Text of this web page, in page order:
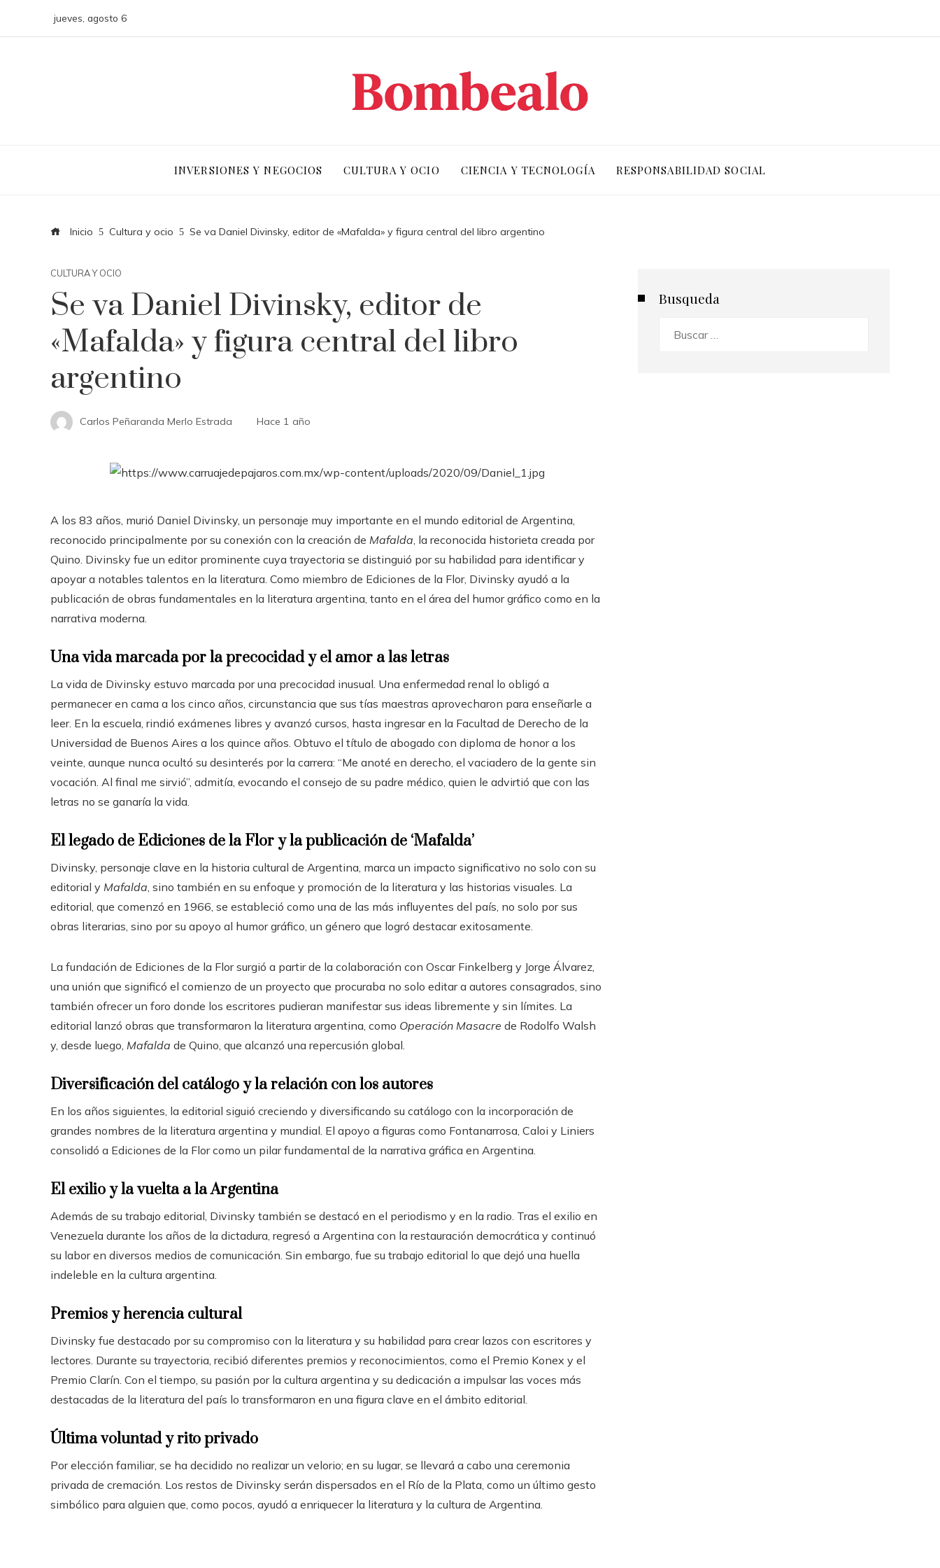
jueves, agosto 6
INVERSIONES Y NEGOCIOS CULTURA Y OCIO CIENCIA Y TECNOLOGÍA RESPONSABILIDAD SOCIAL
Inicio Cultura y ocio Se va Daniel Divinsky, editor de «Mafalda» y figura central del libro argentino
CULTURA Y OCIO
Se va Daniel Divinsky, editor de
«Mafalda» y figura central del libro
argentino
Carlos Peñaranda Merlo Estrada Hace 1 año
A los 83 años, murió Daniel Divinsky, un personaje muy importante en el mundo editorial de Argentina,
reconocido principalmente por su conexión con la creación de Mafalda, la reconocida historieta creada por
Quino. Divinsky fue un editor prominente cuya trayectoria se distinguió por su habilidad para identificar y
apoyar a notables talentos en la literatura. Como miembro de Ediciones de la Flor, Divinsky ayudó a la
publicación de obras fundamentales en la literatura argentina, tanto en el área del humor gráfico como en la
narrativa moderna.
Una vida marcada por la precocidad y el amor a las letras
La vida de Divinsky estuvo marcada por una precocidad inusual. Una enfermedad renal lo obligó a
permanecer en cama a los cinco años, circunstancia que sus tías maestras aprovecharon para enseñarle a
leer. En la escuela, rindió exámenes libres y avanzó cursos, hasta ingresar en la Facultad de Derecho de la
Universidad de Buenos Aires a los quince años. Obtuvo el título de abogado con diploma de honor a los
veinte, aunque nunca ocultó su desinterés por la carrera: “Me anoté en derecho, el vaciadero de la gente sin
vocación. Al final me sirvió”, admitía, evocando el consejo de su padre médico, quien le advirtió que con las
letras no se ganaría la vida.
El legado de Ediciones de la Flor y la publicación de ‘Mafalda’
Divinsky, personaje clave en la historia cultural de Argentina, marca un impacto significativo no solo con su
editorial y Mafalda, sino también en su enfoque y promoción de la literatura y las historias visuales. La
editorial, que comenzó en 1966, se estableció como una de las más influyentes del país, no solo por sus
obras literarias, sino por su apoyo al humor gráfico, un género que logró destacar exitosamente.
La fundación de Ediciones de la Flor surgió a partir de la colaboración con Oscar Finkelberg y Jorge Álvarez,
una unión que significó el comienzo de un proyecto que procuraba no solo editar a autores consagrados, sino
también ofrecer un foro donde los escritores pudieran manifestar sus ideas libremente y sin límites. La
editorial lanzó obras que transformaron la literatura argentina, como Operación Masacre de Rodolfo Walsh
y, desde luego, Mafalda de Quino, que alcanzó una repercusión global.
Diversificación del catálogo y la relación con los autores
En los años siguientes, la editorial siguió creciendo y diversificando su catálogo con la incorporación de
grandes nombres de la literatura argentina y mundial. El apoyo a figuras como Fontanarrosa, Caloi y Liniers
consolidó a Ediciones de la Flor como un pilar fundamental de la narrativa gráfica en Argentina.
El exilio y la vuelta a la Argentina
Además de su trabajo editorial, Divinsky también se destacó en el periodismo y en la radio. Tras el exilio en
Venezuela durante los años de la dictadura, regresó a Argentina con la restauración democrática y continuó
su labor en diversos medios de comunicación. Sin embargo, fue su trabajo editorial lo que dejó una huella
indeleble en la cultura argentina.
Premios y herencia cultural
Divinsky fue destacado por su compromiso con la literatura y su habilidad para crear lazos con escritores y
lectores. Durante su trayectoria, recibió diferentes premios y reconocimientos, como el Premio Konex y el
Premio Clarín. Con el tiempo, su pasión por la cultura argentina y su dedicación a impulsar las voces más
destacadas de la literatura del país lo transformaron en una figura clave en el ámbito editorial.
Última voluntad y rito privado
Por elección familiar, se ha decidido no realizar un velorio; en su lugar, se llevará a cabo una ceremonia
privada de cremación. Los restos de Divinsky serán dispersados en el Río de la Plata, como un último gesto
simbólico para alguien que, como pocos, ayudó a enriquecer la literatura y la cultura de Argentina.
Busqueda